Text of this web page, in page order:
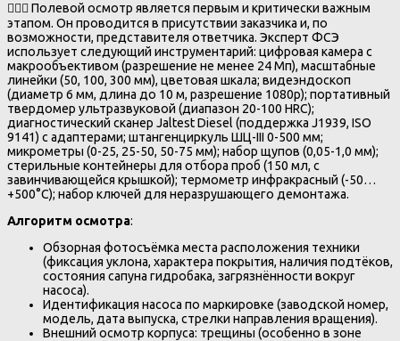
🕵️‍♂️📸 Полевой осмотр является первым и критически важным
этапом. Он проводится в присутствии заказчика и, по
возможности, представителя ответчика. Эксперт ФСЭ
использует следующий инструментарий: цифровая камера с
макрообъективом (разрешение не менее 24 Мп), масштабные
линейки (50, 100, 300 мм), цветовая шкала; видеэндоскоп
(диаметр 6 мм, длина до 10 м, разрешение 1080p); портативный
твердомер ультразвуковой (диапазон 20-100 HRC);
диагностический сканер Jaltest Diesel (поддержка J1939, ISO
9141) с адаптерами; штангенциркуль ШЦ-III 0-500 мм;
микрометры (0-25, 25-50, 50-75 мм); набор щупов (0,05-1,0 мм);
стерильные контейнеры для отбора проб (150 мл, с
завинчивающейся крышкой); термометр инфракрасный (-50…
+500°C); набор ключей для неразрушающего демонтажа.
Алгоритм осмотра:
Обзорная фотосъёмка места расположения техники
(фиксация уклона, характера покрытия, наличия подтёков,
состояния сапуна гидробака, загрязнённости вокруг
насоса).
Идентификация насоса по маркировке (заводской номер,
модель, дата выпуска, стрелки направления вращения).
Внешний осмотр корпуса: трещины (особенно в зоне